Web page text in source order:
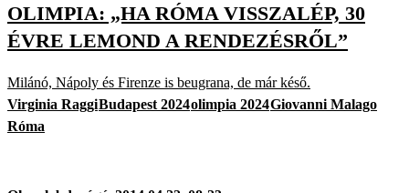
OLIMPIA: „HA RÓMA VISSZALÉP, 30
ÉVRE LEMOND A RENDEZÉSRŐL”
Milánó, Nápoly és Firenze is beugrana, de már késő.
Virginia RaggiBudapest 2024olimpia 2024Giovanni Malago
Róma